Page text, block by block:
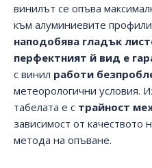
винилът се опъва
към алуминиевите
наподобява гладък
перфектният й вид е
с винил работи
метеорологични условия.
табелата е с трайност
зависимост от качеството
метода на опъване.